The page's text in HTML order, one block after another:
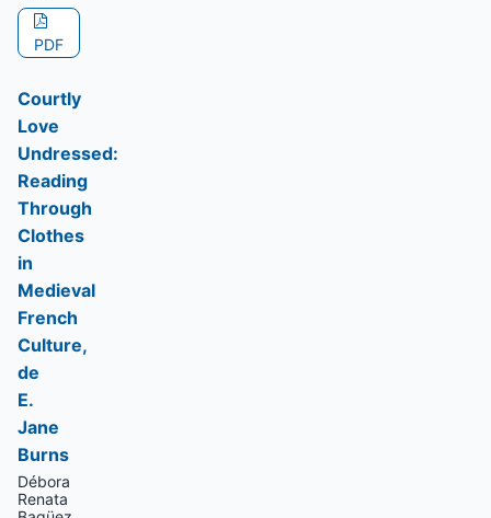
PDF
Courtly
Love
Undressed:
Reading
Through
Clothes
in
Medieval
French
Culture,
de
E.
Jane
Burns
Débora
Renata